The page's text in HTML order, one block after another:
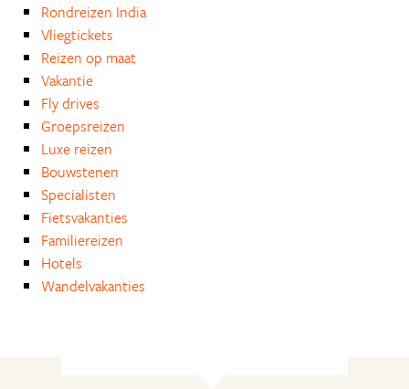
Rondreizen India
Vliegtickets
Reizen op maat
Vakantie
Fly drives
Groepsreizen
Luxe reizen
Bouwstenen
Specialisten
Fietsvakanties
Familiereizen
Hotels
Wandelvakanties